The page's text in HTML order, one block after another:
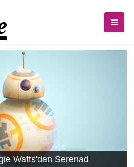
Watts'dan Serenad